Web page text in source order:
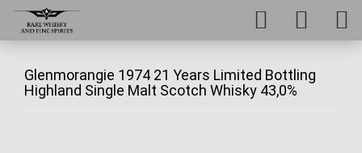
Glenmorangie 1974 21 Years Limited Bottling
Highland Single Malt Scotch Whisky 43,0%